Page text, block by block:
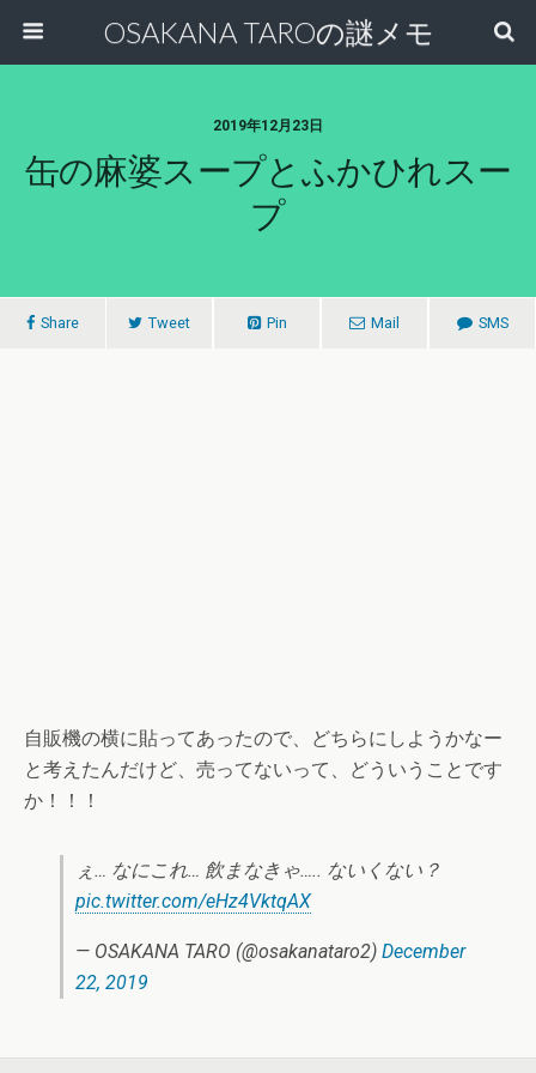
OSAKANA TAROの謎メモ
2019年12月23日
缶の麻婆スープとふかひれスー
プ
Share Tweet Pin Mail SMS
自販機の横に貼ってあったので、どちらにしようかなー
と考えたんだけど、売ってないって、どういうことです
か！！！
ぇ… なにこれ… 飲まなきゃ….. ないくない？
pic.twitter.com/eHz4VktqAX
— OSAKANA TARO (@osakanataro2) December
22, 2019